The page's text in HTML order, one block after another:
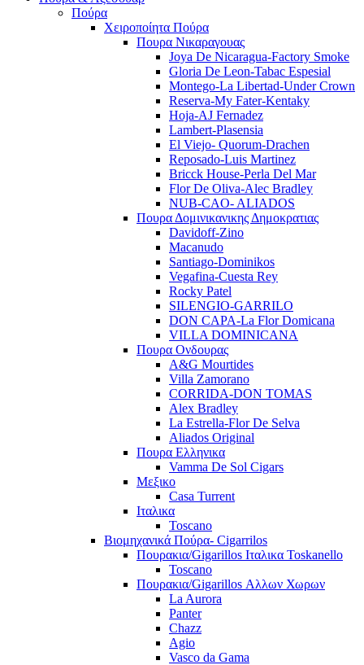
Πούρα
Χειροποίητα Πούρα
Πουρα Νικαραγουας
Joya De Nicaragua-Factory Smoke
Gloria De Leon-Tabac Espesial
Montego-La Libertad-Under Crown
Reserva-My Fater-Kentaky
Hoja-AJ Fernadez
Lambert-Plasensia
El Viejo- Quorum-Drachen
Reposado-Luis Martinez
Bricck House-Perla Del Mar
Flor De Oliva-Alec Bradley
NUB-CAO- ALIADOS
Πουρα Δομινικανικης Δημοκρατιας
Davidoff-Zino
Macanudo
Santiago-Dominikos
Vegafina-Cuesta Rey
Rocky Patel
SILENGIO-GARRILO
DON CAPA-La Flor Domicana
VILLA DOMINICANA
Πουρα Ονδουρας
A&G Mourtides
Villa Zamorano
CORRIDA-DON TOMAS
Alex Bradley
La Estrella-Flor De Selva
Aliados Original
Πουρα Ελληνικα
Vamma De Sol Cigars
Μεξικο
Casa Turrent
Ιταλικα
Toscano
Βιομηχανικά Πούρα- Cigarrilos
Πουρακια/Gigarillos Ιταλικα Toskanello
Toscano
Πουρακια/Gigarillos Αλλων Χωρων
La Aurora
Panter
Chazz
Agio
Vasco da Gama